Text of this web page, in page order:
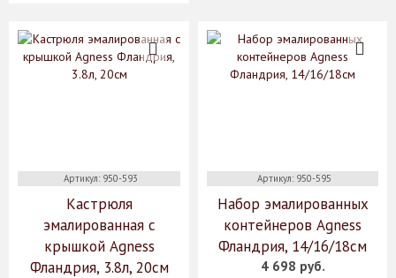
Артикул: 950-593
Кастрюля
эмалированная с
крышкой Agness
Фландрия, 3.8л, 20см
Артикул: 950-595
Набор эмалированных
контейнеров Agness
Фландрия, 14/16/18см
4 698 руб.